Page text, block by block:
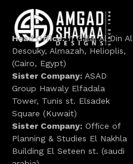
Head Office:11 Galal Al Din Al
Desouky, Almazah, Helioplis,
(Cairo, Egypt)
Sister Company: ASAD
Group Hawaly Elfadala
Tower, Tunis st. Elsadek
Square (Kuwait)
Sister Company: Office of
Planning & Studies El Nakhla
Building El Seteen st. (saudi